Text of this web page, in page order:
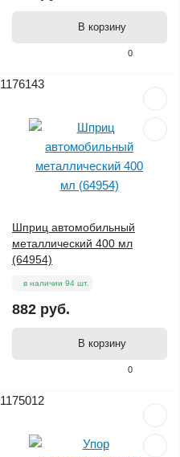
0
В корзину
1176143
0
Шприц автомобильный
металлический 400 мл
(64954)
в наличии 94 шт.
882 руб.
В корзину
1175012